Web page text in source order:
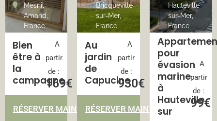
Mesnil-
Amand,
France
Bien
être à
la
campagne
A
partir
de :
169€
RÉSERVER MAINTENANT
Bricqueville-
sur-Mer,
France
Au
jardin
de
Capucine
A
partir
de :
930€
RÉSERVER MAINTENANT
Hauteville-
sur-Mer,
France
pour
évasion
marine
à
Hauteville
sur
A
partir
de :
99€